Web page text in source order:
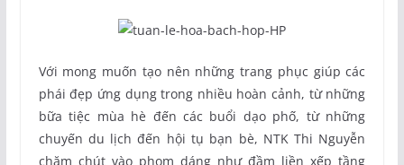
Với mong muốn tạo nên những trang phục giúp các
phái đẹp ứng dụng trong nhiều hoàn cảnh, từ những
bữa tiệc mùa hè đến các buổi dạo phố, từ những
chuyến du lịch đến hội tụ bạn bè, NTK Thi Nguyễn
chăm chút vào phom dáng như đầm liền xếp tầng